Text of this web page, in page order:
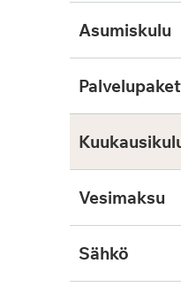
Asumiskulu
Vesimaksu
Sähkö